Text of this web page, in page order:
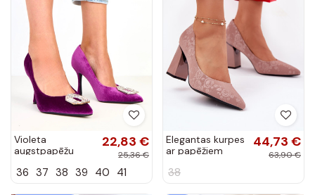
Violeta
augstpapēžu
cirkoniem Eleda
22,83 €
25,36 €
36 37 38 39 40 41
Elegantas kurpes
ar papēžiem
44,73 €
63,90 €
38